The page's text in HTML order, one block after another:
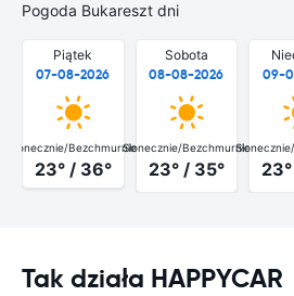
Pogoda Bukareszt dni
Piątek
07-08-2026
Słonecznie/Bezchmurnie
23° / 36°
Sobota
08-08-2026
Słonecznie/Bezchmurnie
23° / 35°
09-
Tak działa HAPPYCAR